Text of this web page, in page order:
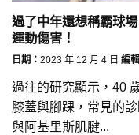
過了中年還想稱霸球
運動傷害！
日期： 2023 年 12 月 4 日 編
過往的研究顯示，40
膝蓋與腳踝，常見的
與阿基里斯肌腱...